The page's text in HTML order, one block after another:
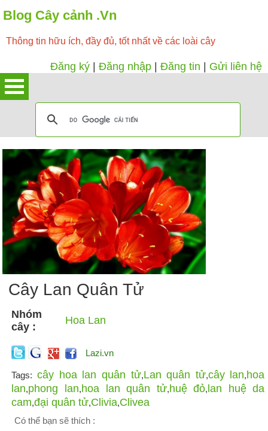
Blog Cây cảnh .Vn
Thông tin hữu ích, đầy đủ, tốt nhất về các loài cây
Đăng ký Đăng nhập Đăng tin Gửi liên hệ
Cây Lan Quân Tử
Nhóm
cây :
Hoa Lan
Lazi.vn
Tags:cây hoa lan quân tử,Lan quân tử,cây lan,hoa
lan,phong lan,hoa lan quân tử,huệ đỏ,lan huệ da
cam,đại quân tử,Clivia,Clivea
Có thể bạn sẽ thích :